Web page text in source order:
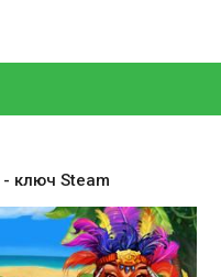
- ключ Steam